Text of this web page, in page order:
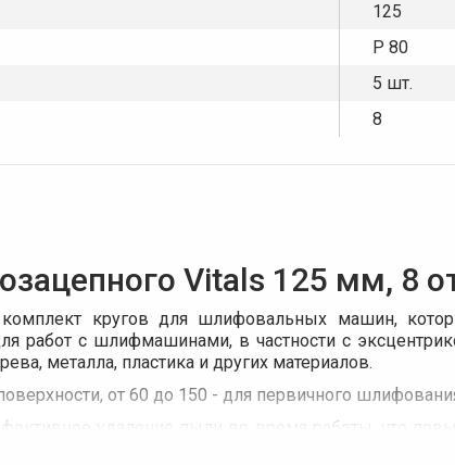
125
P 80
5 шт.
8
Vitals 125 мм, 8
кругов для шлифовальных машин,
работ с шлифмашинами, в частности с
металла, пластика и других материалов.
от 60 до 150 - для первичного
удаление пыли во время работы, что